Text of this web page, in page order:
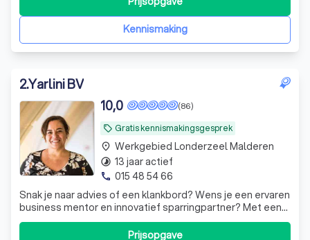
Kennismaking
2.Yarlini BV
local_offer Gratis kennismakingsgesprek
(86)
10,0
Snak je naar advies of een klankbord? Wens je een ervaren
business mentor en innovatief sparringpartner? Met een
directe no-nonsense aanpak gaan we samen voor
keiharde resultaten. Let's meet!
Prijsopgave
place Werkgebied Londerzeel Malderen
timelapse 13 jaar actief
phone 015 48 54 66